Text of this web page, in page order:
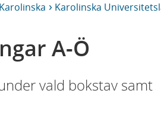
Karolinska
A-Ö
vald bokstav samt